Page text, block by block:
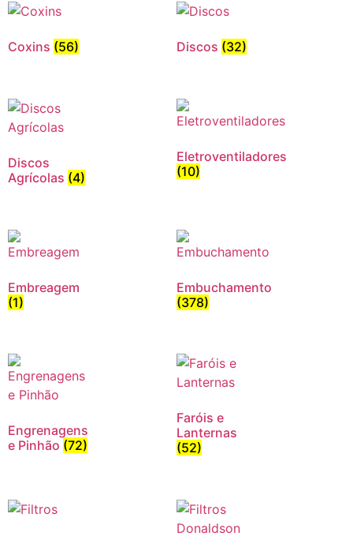
Coxins (56) Discos (32)
Discos
Agrícolas (4)
Eletroventiladores
(10)
Embreagem
(1)
Embuchamento
(378)
Engrenagens
e Pinhão (72)
Faróis e
Lanternas
(52)